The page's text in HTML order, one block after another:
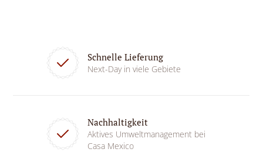
Schnelle Lieferung
Next-Day in viele Gebiete
Nachhaltigkeit
Aktives Umweltmanagement bei
Casa Mexico